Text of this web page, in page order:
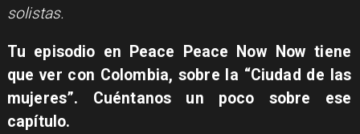
solistas.
Tu episodio en Peace Peace Now Now tiene
que ver con Colombia, sobre la “Ciudad de las
mujeres”. Cuéntanos un poco sobre ese
capítulo.